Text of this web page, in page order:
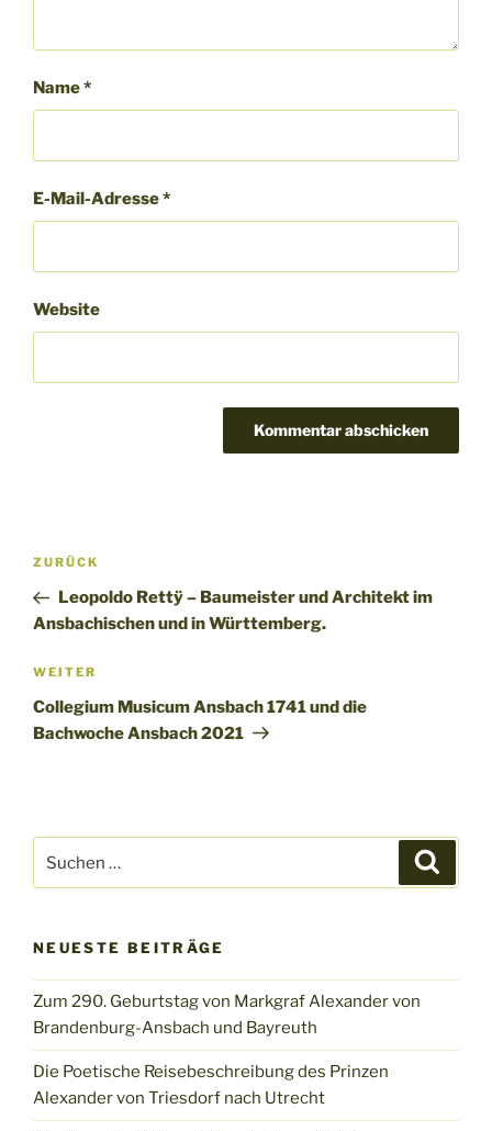
Name*
E-Mail-Adresse*
Website
Beitragsnavigation
Vorheriger
Beitrag
ZURÜCK
Leopoldo Rettÿ – Baumeister und Architekt im
Ansbachischen und in Württemberg.
Nächster
Beitrag
WEITER
Collegium Musicum Ansbach 1741 und die
Bachwoche Ansbach 2021
nach:
NEUESTE BEITRÄGE
Zum 290. Geburtstag von Markgraf Alexander von
Brandenburg-Ansbach und Bayreuth
Die Poetische Reisebeschreibung des Prinzen
Alexander von Triesdorf nach Utrecht